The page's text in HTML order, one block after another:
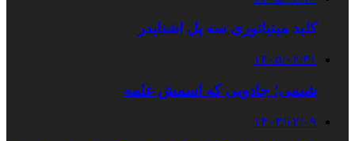
کلید مینیاتوری سه پل اشنایدر
۱۴۰۵/۰۲/۳۱
شیمی؛ جادویی که اسمش علمه
۱۴۰۳/۱۲/۰۹